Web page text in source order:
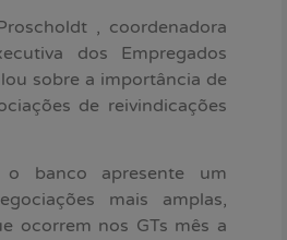
, coordenadora
dos Empregados
sobre a importância de
de reivindicações
banco apresente um
mais amplas,
ocorrem nos GTs mês a